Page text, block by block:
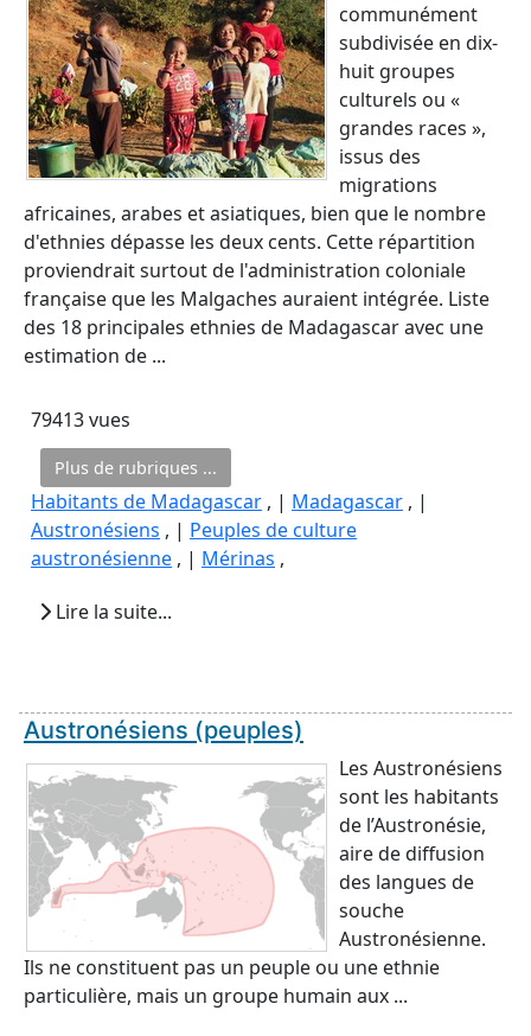
communément
subdivisée en dix-
huit groupes
culturels ou «
grandes races »,
issus des
migrations
africaines, arabes et asiatiques, bien que le nombre
d'ethnies dépasse les deux cents. Cette répartition
proviendrait surtout de l'administration coloniale
française que les Malgaches auraient intégrée. Liste
des 18 principales ethnies de Madagascar avec une
estimation de ...
79413 vues
Plus de rubriques ...
Habitants de Madagascar , | Madagascar , |
Austronésiens , | Peuples de culture
austronésienne , | Mérinas ,
Lire la suite...
Austronésiens (peuples)
Les Austronésiens
sont les habitants
de l’Austronésie,
aire de diffusion
des langues de
souche
Austronésienne.
Ils ne constituent pas un peuple ou une ethnie
particulière, mais un groupe humain aux ...